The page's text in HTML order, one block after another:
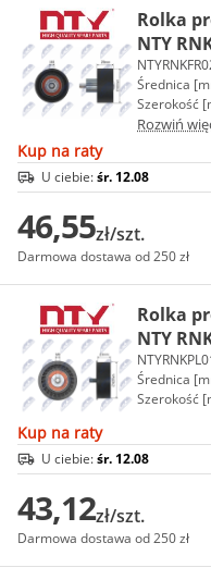
Rolka
NTY
Średnica
Szerokość
Rozwiń
Kup na raty
U ciebie:śr. 12.08
46,55zł/szt.
Darmowa dostawa od 250 zł
Rolka
NTY
Średnica
Szerokość
Kup na raty
U ciebie:śr. 12.08
43,12zł/szt.
Darmowa dostawa od 250 zł